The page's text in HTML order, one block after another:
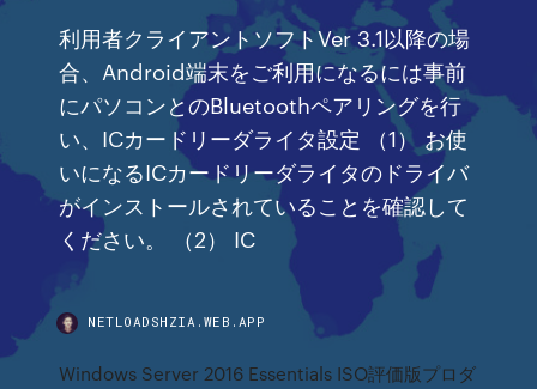
利用者クライアントソフトVer 3.1以降の場
合、Android端末をご利用になるには事前
にパソコンとのBluetoothペアリングを行
い、ICカードリーダライタ設定 （1） お使
いになるICカードリーダライタのドライバ
がインストールされていることを確認して
ください。 （2） IC
NETLOADSHZIA.WEB.APP
Windows Server 2016 Essentials ISO評価版プロダ